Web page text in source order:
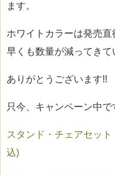
ます。
ホワイトカラーは発売直
早くも数量が減ってきて
ありがとうございます!!
只今、キャンペーン中
スタンド・チェアセッ
込)